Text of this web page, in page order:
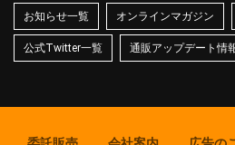
お知らせ一覧 オンラインマガジン
公式Twitter一覧 通販アップデート情